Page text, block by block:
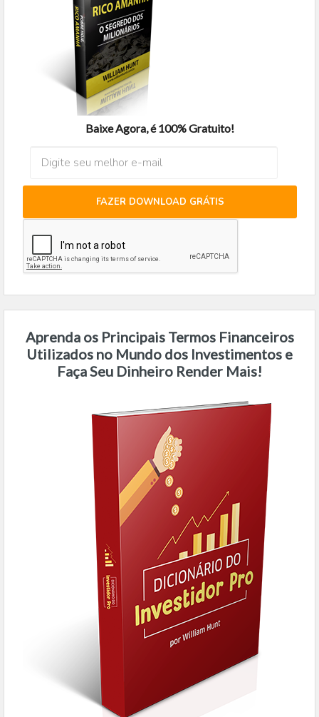
Baixe Agora, é 100% Gratuito!
FAZER DOWNLOAD GRÁTIS
Aprenda os Principais Termos Financeiros
Utilizados no Mundo dos Investimentos e
Faça Seu Dinheiro Render Mais!